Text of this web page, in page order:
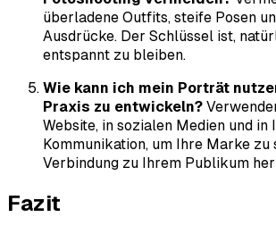
überladene Outfits, steife Posen
Ausdrücke. Der Schlüssel ist,
entspannt zu bleiben.
Wie kann ich mein Porträt
Praxis zu entwickeln?
Website, in sozialen Medien und in
Kommunikation, um Ihre Marke zu
Verbindung zu Ihrem Publikum
Fazit